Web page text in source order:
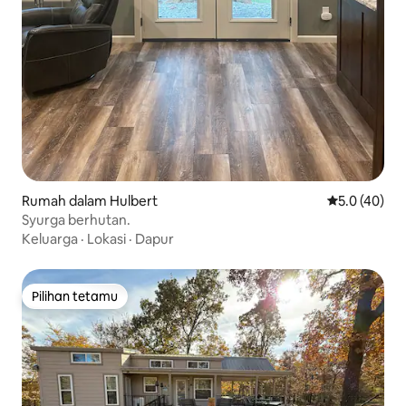
Rumah dalam Hulbert Penarafan
5.0 (40)
Syurga berhutan.
Keluarga · Lokasi · Dapur
Pilihan tetamu
Pilihan tetamu